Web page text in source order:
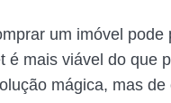
um imóvel pode
é mais viável do que
mágica, mas de